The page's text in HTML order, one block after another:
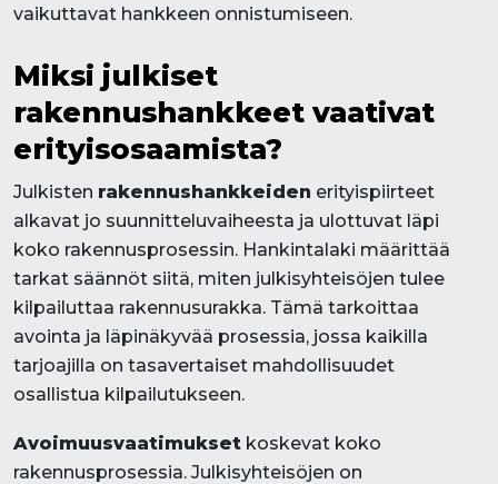
vaikuttavat hankkeen onnistumiseen.
Miksi julkiset
rakennushankkeet vaativat
erityisosaamista?
Julkisten rakennushankkeiden erityispiirteet
alkavat jo suunnitteluvaiheesta ja ulottuvat läpi
koko rakennusprosessin. Hankintalaki määrittää
tarkat säännöt siitä, miten julkisyhteisöjen tulee
kilpailuttaa rakennusurakka. Tämä tarkoittaa
avointa ja läpinäkyvää prosessia, jossa kaikilla
tarjoajilla on tasavertaiset mahdollisuudet
osallistua kilpailutukseen.
Avoimuusvaatimukset koskevat koko
rakennusprosessia. Julkisyhteisöjen on